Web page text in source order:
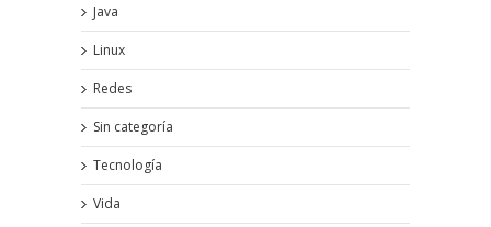
Java
Linux
Redes
Sin categoría
Tecnología
Vida